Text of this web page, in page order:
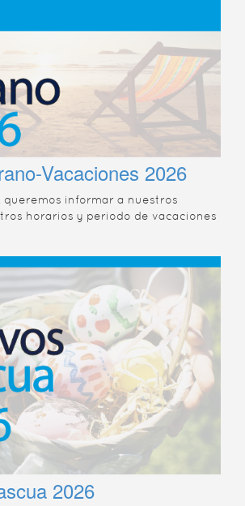
Vacaciones 2026
queremos informar a nuestros
horarios y periodo de vacaciones
2026